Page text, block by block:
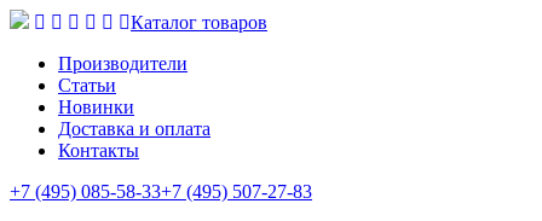
Каталог товаров
Производители
Статьи
Новинки
Доставка и оплата
Контакты
+7 (495) 085-58-33+7 (495) 507-27-83